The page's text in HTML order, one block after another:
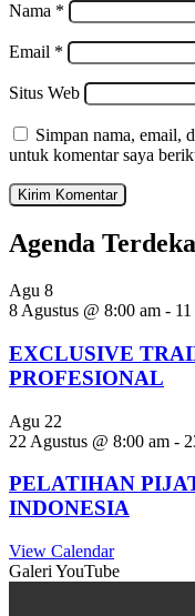
Nama *
Email *
Situs Web
Simpan nama, email,
untuk komentar saya
Agenda
Agu 8
8 Agustus @ 8:00 am -
EXCLUSIVE
PROFESIONAL
Agu 22
22 Agustus @ 8:00 am -
PELATIHAN
INDONESIA
View Calendar
Galeri YouTube